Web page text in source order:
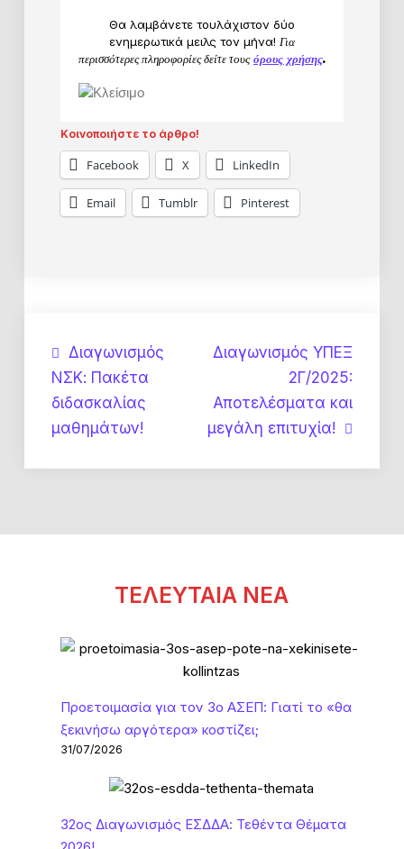
Θα λαμβάνετε τουλάχιστον δύο
ενημερωτικά μειλς τον μήνα! Για
περισσότερες πληροφορίες δείτε τους όρους χρήσης.
Κοινοποιήστε το άρθρο!
Facebook X LinkedIn
Email Tumblr Pinterest
Πλοήγηση
άρθρων
Διαγωνισμός
ΝΣΚ: Πακέτα
διδασκαλίας
μαθημάτων!
Διαγωνισμός ΥΠΕΞ
2Γ/2025:
Αποτελέσματα και
μεγάλη επιτυχία!
ΤΕΛΕΥΤΑΙΑ ΝΕΑ
Προετοιμασία για τον 3ο ΑΣΕΠ: Γιατί το «θα
ξεκινήσω αργότερα» κοστίζει;
31/07/2026
32ος Διαγωνισμός ΕΣΔΔΑ: Τεθέντα Θέματα